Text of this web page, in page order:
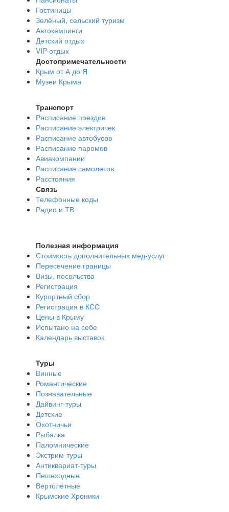
Гостиницы
Зелёный, сельский туризм
Автокемпинги
Детский отдых
VIP-отдых
Достопримечательности
Крым от А до Я
Музеи Крыма
Транспорт
Расписание поездов
Расписание электричек
Расписание автобусов
Расписание паромов
Авиакомпании
Расписание самолетов
Расстояния
Связь
Телефонные коды
Радио и ТВ
Полезная информация
Стоимость дополнительных мед-услуг
Пересечение границы
Визы, посольства
Регистрация
Курортный сбор
Регистрация в КСС
Цены в Крыму
Испытано на себе
Календарь выставок
Туры
Винные
Романтические
Познавательные
Дайвинг-туры
Детские
Охотничьи
Рыбалка
Паломнические
Экстрим-туры
Антиквариат-туры
Пешеходные
Вертолётные
Крымские Хроники